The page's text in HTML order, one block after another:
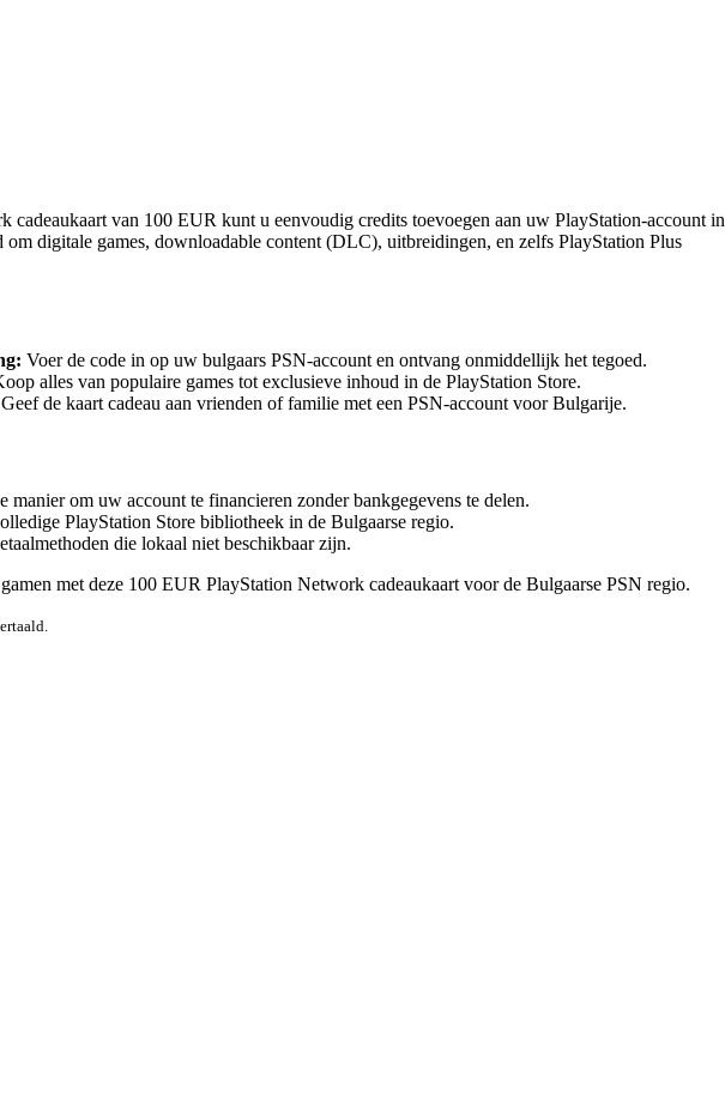
cadeaukaart van 100 EUR kunt u eenvoudig credits toevoegen aan uw PlayStation-account in
digitale games, downloadable content (DLC), uitbreidingen, en zelfs PlayStation Plus
Voer de code in op uw bulgaars PSN-account en ontvang onmiddellijk het tegoed.
alles van populaire games tot exclusieve inhoud in de PlayStation Store.
Geef de kaart cadeau aan vrienden of familie met een PSN-account voor Bulgarije.
manier om uw account te financieren zonder bankgegevens te delen.
PlayStation Store bibliotheek in de Bulgaarse regio.
die lokaal niet beschikbaar zijn.
met deze 100 EUR PlayStation Network cadeaukaart voor de Bulgaarse PSN regio.